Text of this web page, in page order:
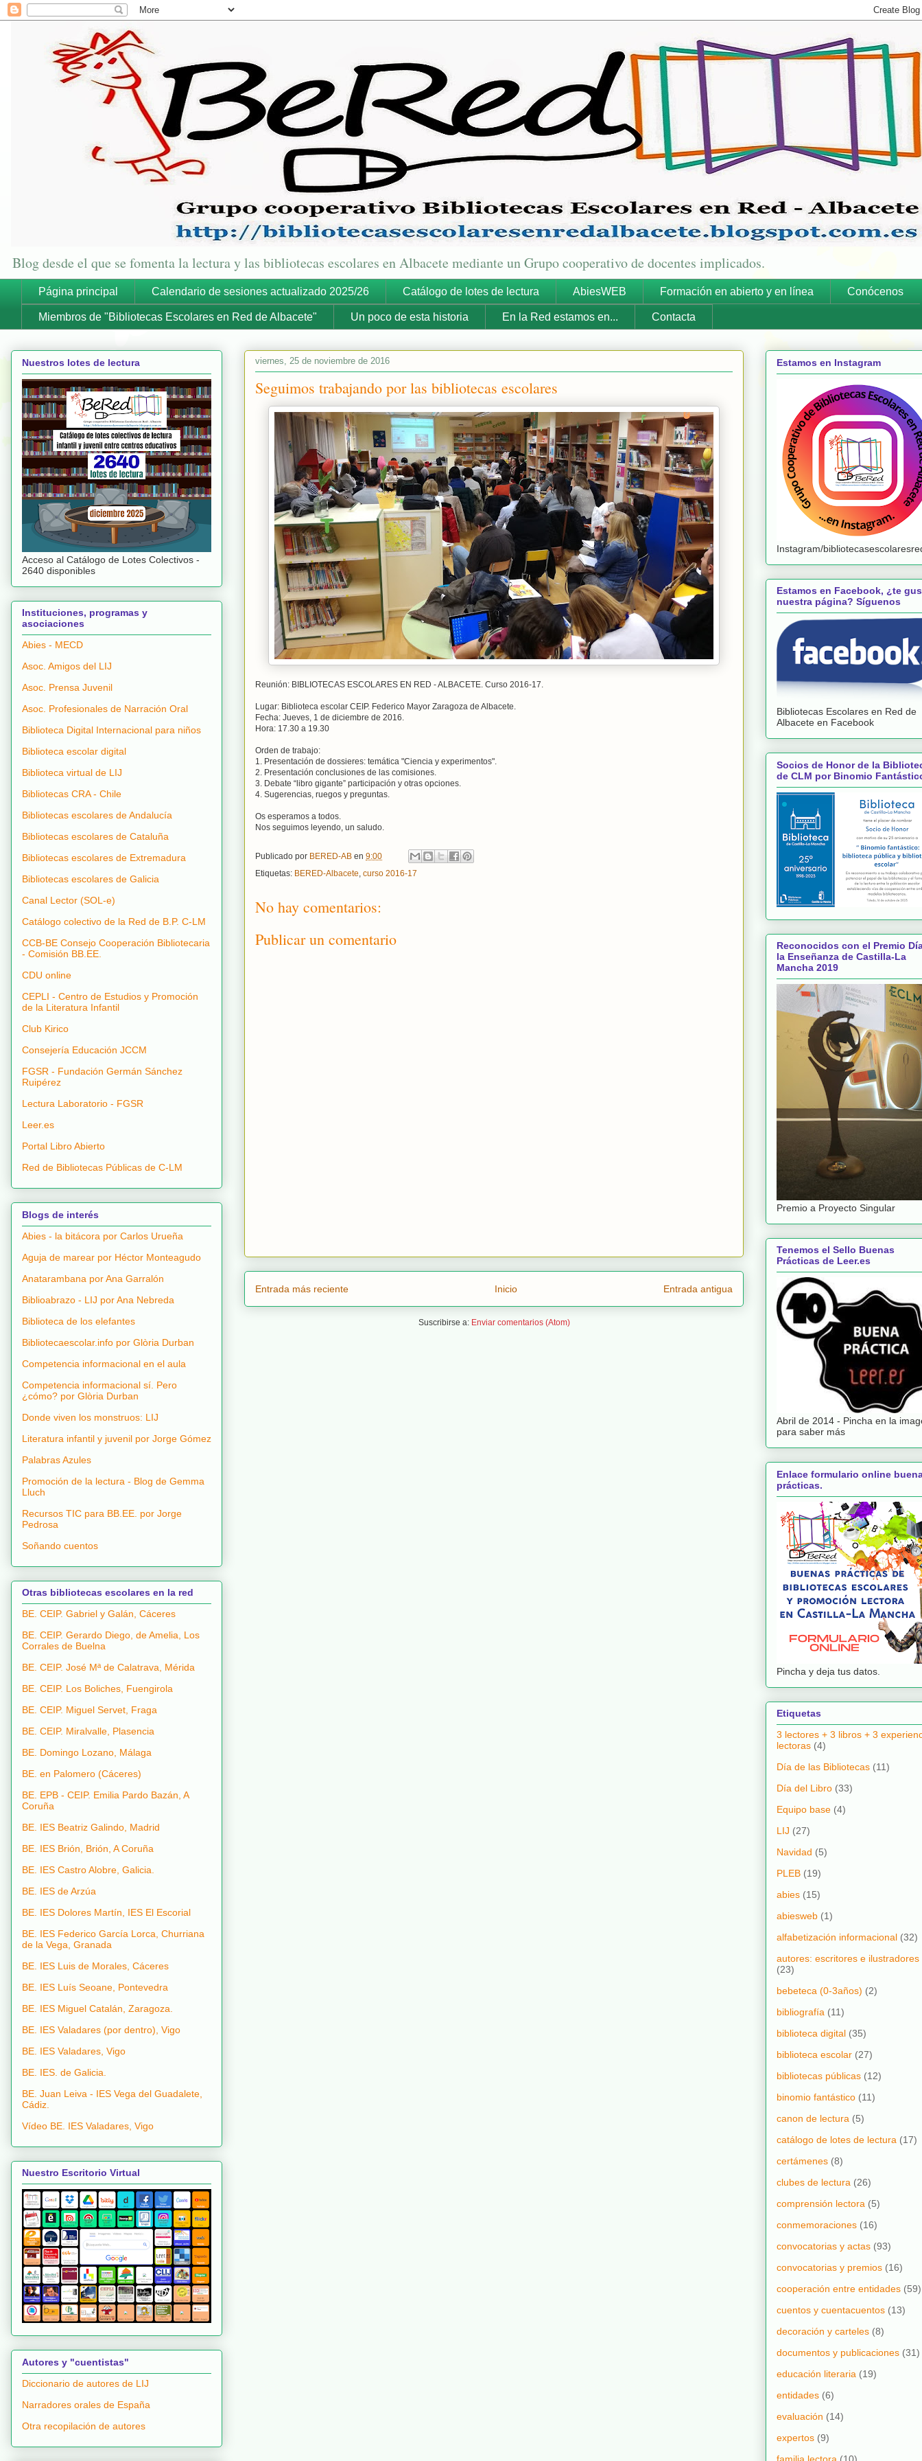
Blog desde el que se fomenta la lectura y las bibliotecas escolares en Albacete mediante un Grupo cooperativo de docentes implicados.
Página principal Calendario de sesiones actualizado 2025/26 Catálogo de lotes de lectura AbiesWEB Formación en abierto y en línea Conócenos
Miembros de "Bibliotecas Escolares en Red de Albacete" Un poco de esta historia En la Red estamos en... Contacta
viernes, 25 de noviembre de 2016
Seguimos trabajando por las bibliotecas escolares
Reunión: BIBLIOTECAS ESCOLARES EN RED - ALBACETE. Curso 2016-17.
Lugar: Biblioteca escolar CEIP. Federico Mayor Zaragoza de Albacete.
Fecha: Jueves, 1 de diciembre de 2016.
Hora: 17.30 a 19.30
Orden de trabajo:
1. Presentación de dossieres: temática "Ciencia y experimentos".
2. Presentación conclusiones de las comisiones.
3. Debate “libro gigante” participación y otras opciones.
4. Sugerencias, ruegos y preguntas.
Os esperamos a todos.
Nos seguimos leyendo, un saludo.
Publicado por BERED-AB en 9:00
Etiquetas: BERED-Albacete, curso 2016-17
No hay comentarios:
Publicar un comentario
Entrada más reciente Entrada antigua
Inicio
Suscribirse a: Enviar comentarios (Atom)
Nuestros lotes de lectura
Acceso al Catálogo de Lotes Colectivos -
2640 disponibles
Instituciones, programas y
asociaciones
Abies - MECD
Asoc. Amigos del LIJ
Asoc. Prensa Juvenil
Asoc. Profesionales de Narración Oral
Biblioteca Digital Internacional para niños
Biblioteca escolar digital
Biblioteca virtual de LIJ
Bibliotecas CRA - Chile
Bibliotecas escolares de Andalucía
Bibliotecas escolares de Cataluña
Bibliotecas escolares de Extremadura
Bibliotecas escolares de Galicia
Canal Lector (SOL-e)
Catálogo colectivo de la Red de B.P. C-LM
CCB-BE Consejo Cooperación Bibliotecaria
- Comisión BB.EE.
CDU online
CEPLI - Centro de Estudios y Promoción
de la Literatura Infantil
Club Kirico
Consejería Educación JCCM
FGSR - Fundación Germán Sánchez
Ruipérez
Lectura Laboratorio - FGSR
Leer.es
Portal Libro Abierto
Red de Bibliotecas Públicas de C-LM
Blogs de interés
Abies - la bitácora por Carlos Urueña
Aguja de marear por Héctor Monteagudo
Anatarambana por Ana Garralón
Biblioabrazo - LIJ por Ana Nebreda
Biblioteca de los elefantes
Bibliotecaescolar.info por Glòria Durban
Competencia informacional en el aula
Competencia informacional sí. Pero
¿cómo? por Glòria Durban
Donde viven los monstruos: LIJ
Literatura infantil y juvenil por Jorge Gómez
Palabras Azules
Promoción de la lectura - Blog de Gemma
Lluch
Recursos TIC para BB.EE. por Jorge
Pedrosa
Soñando cuentos
Otras bibliotecas escolares en la red
BE. CEIP. Gabriel y Galán, Cáceres
BE. CEIP. Gerardo Diego, de Amelia, Los
Corrales de Buelna
BE. CEIP. José Mª de Calatrava, Mérida
BE. CEIP. Los Boliches, Fuengirola
BE. CEIP. Miguel Servet, Fraga
BE. CEIP. Miralvalle, Plasencia
BE. Domingo Lozano, Málaga
BE. en Palomero (Cáceres)
BE. EPB - CEIP. Emilia Pardo Bazán, A
Coruña
BE. IES Beatriz Galindo, Madrid
BE. IES Brión, Brión, A Coruña
BE. IES Castro Alobre, Galicia.
BE. IES de Arzúa
BE. IES Dolores Martín, IES El Escorial
BE. IES Federico García Lorca, Churriana
de la Vega, Granada
BE. IES Luis de Morales, Cáceres
BE. IES Luís Seoane, Pontevedra
BE. IES Miguel Catalán, Zaragoza.
BE. IES Valadares (por dentro), Vigo
BE. IES Valadares, Vigo
BE. IES. de Galicia.
BE. Juan Leiva - IES Vega del Guadalete,
Cádiz.
Vídeo BE. IES Valadares, Vigo
Nuestro Escritorio Virtual
Autores y "cuentistas"
Diccionario de autores de LIJ
Narradores orales de España
Otra recopilación de autores
Estamos en Instagram
Instagram/
Estamos en Facebook, ¿te
nuestra página? Síguenos
Bibliotecas Escolares en Red de
Albacete en Facebook
Socios de Honor de la
de CLM por Binomio
Reconocidos con el Premio
la Enseñanza de Castilla-La
Mancha 2019
Premio a Proyecto Singular
Tenemos el Sello Buenas
Prácticas de Leer.es
Abril de 2014 - Pincha en la
para saber más
Enlace formulario online
prácticas.
Pincha y deja tus datos.
Etiquetas
3 lectores + 3 libros + 3
lectoras (4)
Día de las Bibliotecas (11)
Día del Libro (33)
Equipo base (4)
LIJ (27)
Navidad (5)
PLEB (19)
abies (15)
abiesweb (1)
alfabetización informacional (32)
autores: escritores e ilustradores
(23)
bebeteca (0-3años) (2)
bibliografía (11)
biblioteca digital (35)
biblioteca escolar (27)
bibliotecas públicas (12)
binomio fantástico (11)
canon de lectura (5)
catálogo de lotes de lectura (17)
certámenes (8)
clubes de lectura (26)
comprensión lectora (5)
conmemoraciones (16)
convocatorias y actas (93)
convocatorias y premios (16)
cooperación entre entidades (59)
cuentos y cuentacuentos (13)
decoración y carteles (8)
documentos y publicaciones (31)
educación literaria (19)
entidades (6)
evaluación (14)
expertos (9)